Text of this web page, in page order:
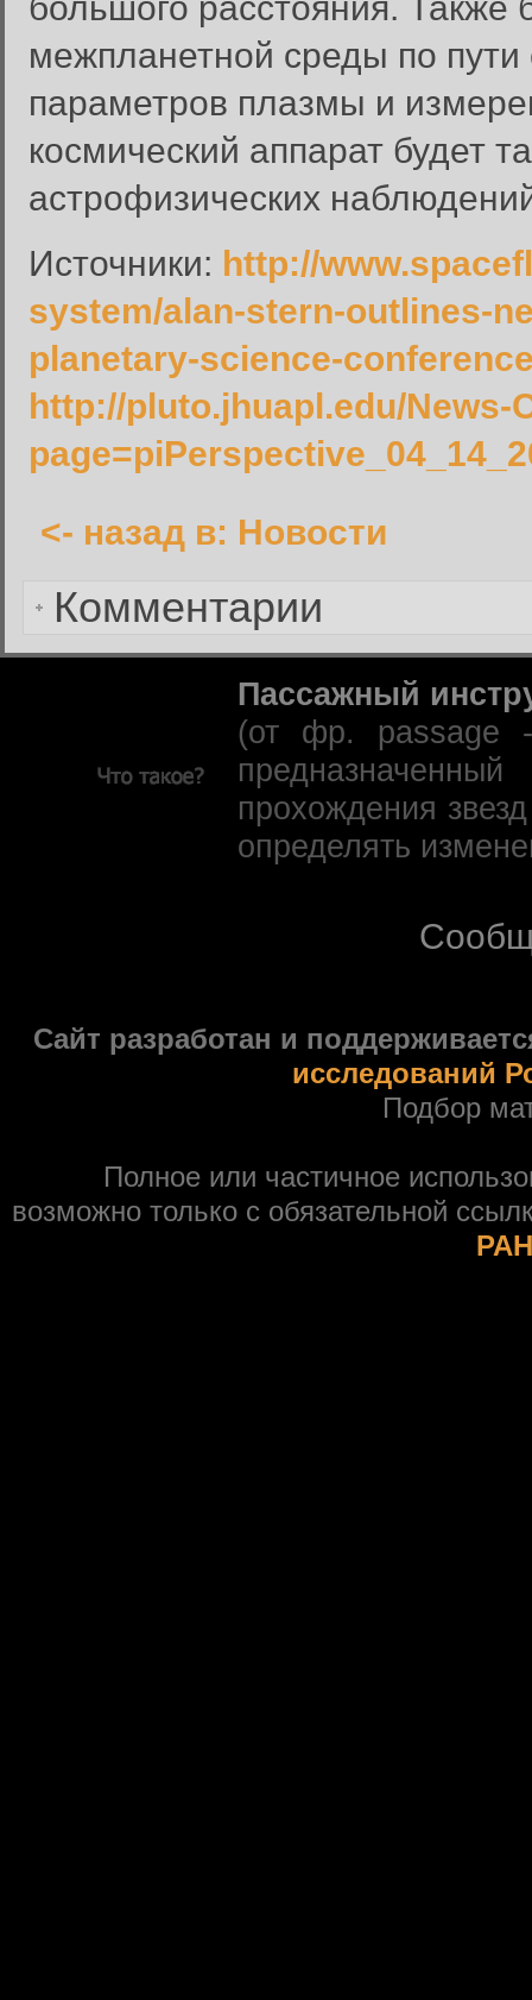
межпланетной среды по
параметров плазмы и
космический аппарат будет
астрофизических
Источники: http://
system/alan-stern-outlines-
planetary-science-
http://pluto.jhuapl.edu/News-
<- назад в: Новости
Комментарии
Вход в систему
Введите имя пользователя и
Имя пользователя:
Пароль:
Забыли пароль?
Пассажный
(от фр. passage -
прохождения
определять
Сайт разработан и
исследований
Подбор
Полное или частичное
возможно только с обязательной